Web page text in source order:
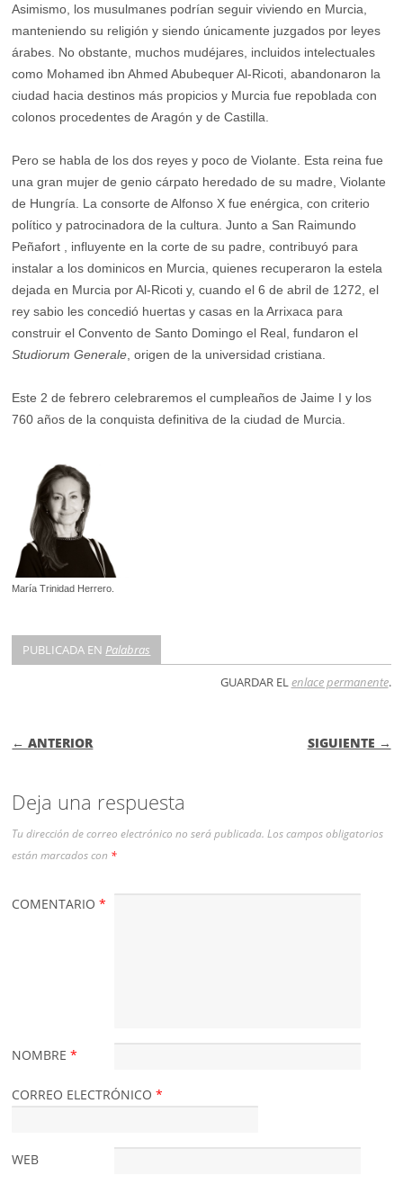
Asimismo, los musulmanes podrían seguir viviendo en Murcia,
manteniendo su religión y siendo únicamente juzgados por leyes
árabes. No obstante, muchos mudéjares, incluidos intelectuales
como Mohamed ibn Ahmed Abubequer Al-Ricoti, abandonaron la
ciudad hacia destinos más propicios y Murcia fue repoblada con
colonos procedentes de Aragón y de Castilla.
Pero se habla de los dos reyes y poco de Violante. Esta reina fue
una gran mujer de genio cárpato heredado de su madre, Violante
de Hungría. La consorte de Alfonso X fue enérgica, con criterio
político y patrocinadora de la cultura. Junto a San Raimundo
Peñafort , influyente en la corte de su padre, contribuyó para
instalar a los dominicos en Murcia, quienes recuperaron la estela
dejada en Murcia por Al-Ricoti y, cuando el 6 de abril de 1272, el
rey sabio les concedió huertas y casas en la Arrixaca para
construir el Convento de Santo Domingo el Real, fundaron el
Studiorum Generale , origen de la universidad cristiana.
Este 2 de febrero celebraremos el cumpleaños de Jaime I y los
760 años de la conquista definitiva de la ciudad de Murcia.
María Trinidad Herrero.
PUBLICADA EN Palabras
GUARDAR ELenlace permanente.
NAVEGACIÓN DE ENTRADAS
← ANTERIOR SIGUIENTE →
Deja una respuesta
Tu dirección de correo electrónico no será publicada. Los campos obligatorios
están marcados con *
COMENTARIO*
NOMBRE*
CORREO ELECTRÓNICO*
WEB